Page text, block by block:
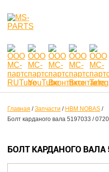
Главная /Запчасти / HBM NOBAS /
Болт карданого вала 5197033 /
БОЛТ КАРДАНОГО ВАЛА